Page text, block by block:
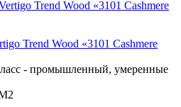
Trend Wood «3101 Cashmere
- промышленный, умеренные